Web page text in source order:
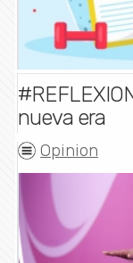
nueva era
Opinion